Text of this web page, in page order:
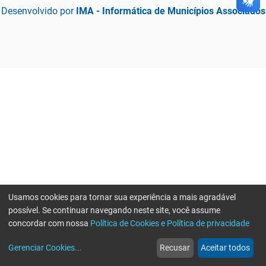
Desenvolvido por IMA - Informática de Municípios Associados
web
Notícias
more_horiz
Mais
Usamos cookies para tornar sua experiência a mais agradável
possível. Se continuar navegando neste site, você assume
concordar com nossa Política de Cookies e Política de privacidade
Gerenciar Cookies... Recusar Aceitar todos